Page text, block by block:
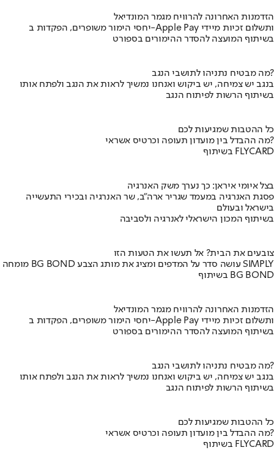
הזדמנות האחרונה להרוויח מגמר המונדיאל
יחסי הימור משופרים, הפקדות ב-Apple Pay ותשלום זכיות מיידי
בשיתוף המועצה להסדר ההימורים בספורט
מה מבטיח נתניהו לתושבי הנגב?
בנגב יש צמיחה, יש ביקוש ואנחנו נמשיך לראות את הנגב ולפתח אותו
בשיתוף הרשות לפיתוח הנגב
כל ההטבות שמגיעות לכם
מה ההבדל בין מועדון תעופה וכרטיס אשראי?
בשיתוף FLYCARD
בצל איומי איראן: כך נערך משק האנרגיה
פסגת האנרגיה במעמד שגריר ארה"ב, שר האנרגיה ובכירי התעשייה
בישראל ובעולם
בשיתוף המכון הישראלי לאנרגיה ולסביבה
צובעים את הבית? אל תעשו את הטעות הזו
מומחה BG BOND עושה סדר על המדפים ומציג את מותג הצבע SIMPLY
בשיתוף BG BOND
הזדמנות האחרונה להרוויח מגמר המונדיאל
יחסי הימור משופרים, הפקדות ב-Apple Pay ותשלום זכיות מיידי
בשיתוף המועצה להסדר ההימורים בספורט
מה מבטיח נתניהו לתושבי הנגב?
בנגב יש צמיחה, יש ביקוש ואנחנו נמשיך לראות את הנגב ולפתח אותו
בשיתוף הרשות לפיתוח הנגב
כל ההטבות שמגיעות לכם
מה ההבדל בין מועדון תעופה וכרטיס אשראי?
בשיתוף FLYCARD